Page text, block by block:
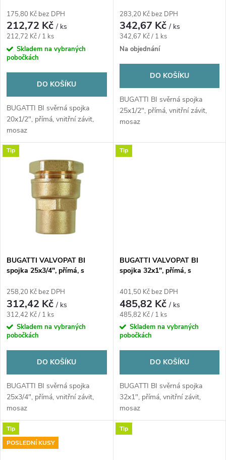
r
o
d
u
k
t
r
o
d
u
k
t
voda/plyn, mosaz
175,80 Kč bez DPH
212,72 Kč/ ks
Měrná
cena:
212,72 Kč / 1 ks
Skladem na vybraných
pobočkách
DO KOŠÍKU
BUGATTI BI svěrná spojka
20x1/2", přímá, vnitřní závit,
mosaz
voda/plyn, mosaz
283,20 Kč bez DPH
342,67 Kč/ ks
Měrná
cena:
342,67 Kč / 1 ks
Na objednání
DO KOŠÍKU
BUGATTI BI svěrná spojka
25x1/2", přímá, vnitřní závit,
mosaz
Tip
BUGATTI VALVOPAT BI
spojka 25x3/4", přímá, s
voda/plyn, mosaz
258,20 Kč bez DPH
312,42 Kč/ ks
Měrná
cena:
312,42 Kč / 1 ks
Skladem na vybraných
pobočkách
DO KOŠÍKU
BUGATTI BI svěrná spojka
25x3/4", přímá, vnitřní závit,
mosaz
Tip
BUGATTI VALVOPAT BI
spojka 32x1", přímá, s
voda/plyn, mosaz
401,50 Kč bez DPH
485,82 Kč/ ks
Měrná
cena:
485,82 Kč / 1 ks
Skladem na vybraných
pobočkách
DO KOŠÍKU
BUGATTI BI svěrná spojka
32x1", přímá, vnitřní závit,
mosaz
Tip
POSLEDNÍ KUSY
Tip